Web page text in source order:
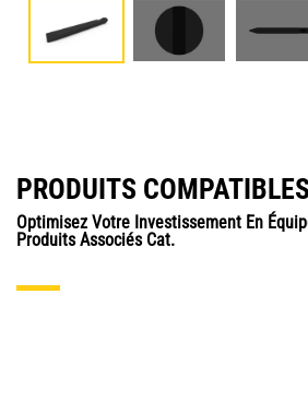
PRODUITS COMPATIBLES
Optimisez Votre Investissement En
Produits Associés Cat.